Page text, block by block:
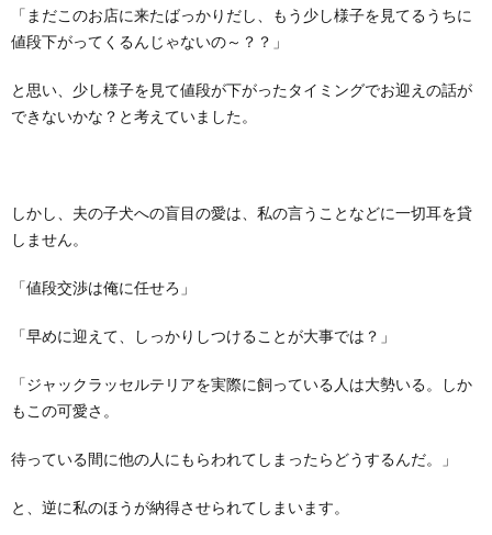
「まだこのお店に来たばっかりだし、もう少し様子を見てるうちに
値段下がってくるんじゃないの～？？」
と思い、少し様子を見て値段が下がったタイミングでお迎えの話が
できないかな？と考えていました。
しかし、夫の子犬への盲目の愛は、私の言うことなどに一切耳を貸
しません。
「値段交渉は俺に任せろ」
「早めに迎えて、しっかりしつけることが大事では？」
「ジャックラッセルテリアを実際に飼っている人は大勢いる。しか
もこの可愛さ。
待っている間に他の人にもらわれてしまったらどうするんだ。」
と、逆に私のほうが納得させられてしまいます。